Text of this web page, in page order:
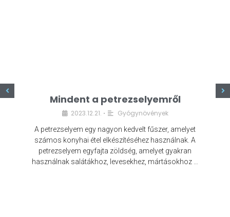
Mindent a petrezselyemről
2023.12.21. • Gyógynövények
A petrezselyem egy nagyon kedvelt fűszer, amelyet
számos konyhai étel elkészítéséhez használnak. A
petrezselyem egyfajta zöldség, amelyet gyakran
használnak salátákhoz, levesekhez, mártásokhoz …